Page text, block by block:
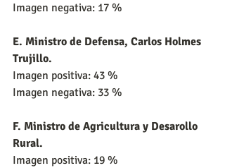
Imagen negativa: 17 %
E. Ministro de Defensa, Carlos Holmes
Trujillo.
Imagen positiva: 43 %
Imagen negativa: 33 %
F. Ministro de Agricultura y Desarollo
Rural.
Imagen positiva: 19 %